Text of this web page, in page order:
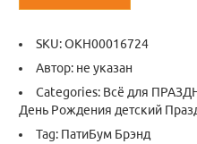
SKU:ОКН00016724
Автор: не указан
Categories: Всё для
День Рождения детский
Tag: ПатиБум Брэнд